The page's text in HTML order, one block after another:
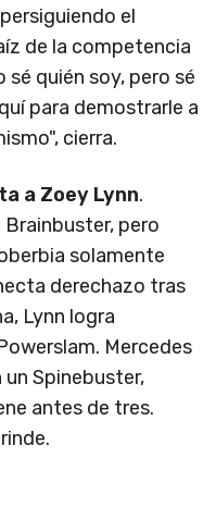
el
de la competencia
sé quién soy, pero sé
para demostrarle a
cierra.
a Zoey Lynn.
pero
solamente
derechazo tras
Lynn logra
Mercedes
Spinebuster,
antes de tres.